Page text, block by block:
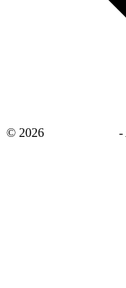
© 2026 -